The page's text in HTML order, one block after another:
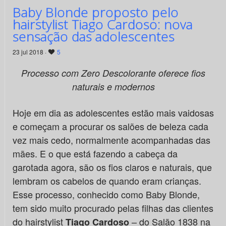
Baby Blonde proposto pelo
hairstylist Tiago Cardoso: nova
sensação das adolescentes
23 jul 2018 · 5
Processo com Zero Descolorante oferece fios
naturais e modernos
Hoje em dia as adolescentes estão mais vaidosas
e começam a procurar os salões de beleza cada
vez mais cedo, normalmente acompanhadas das
mães. E o que está fazendo a cabeça da
garotada agora, são os fios claros e naturais, que
lembram os cabelos de quando eram crianças.
Esse processo, conhecido como Baby Blonde,
tem sido muito procurado pelas filhas das clientes
do hairstylistTiago Cardoso– do Salão 1838 na